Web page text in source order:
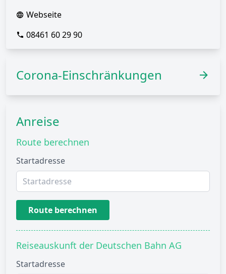
Webseite
08461 60 29 90
Corona-Einschränkungen
Anreise
Route berechnen
Startadresse
Route berechnen
Reiseauskunft der Deutschen Bahn AG
Startadresse